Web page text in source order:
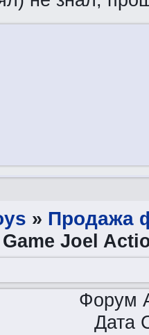
» Продажа
Joel
Форум
Дата